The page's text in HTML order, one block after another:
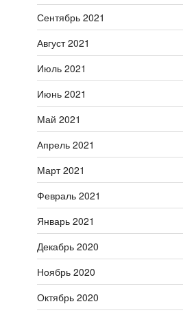
Сентябрь 2021
Август 2021
Июль 2021
Июнь 2021
Май 2021
Апрель 2021
Март 2021
Февраль 2021
Январь 2021
Декабрь 2020
Ноябрь 2020
Октябрь 2020